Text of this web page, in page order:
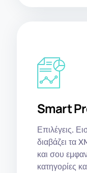
Smart
Επιλέγεις.
διαβάζει τα
και σου
κατηγορίες